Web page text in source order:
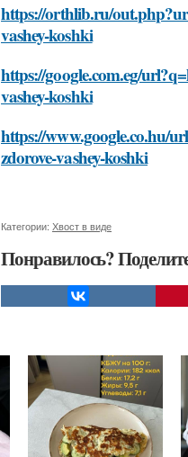
https://orthlib.ru/
vashey-koshki
https://google.com.eg/
vashey-koshki
https://www.google.co.hu/
zdorove-vashey-koshki
Категории: Хвост в виде
Понравилось?